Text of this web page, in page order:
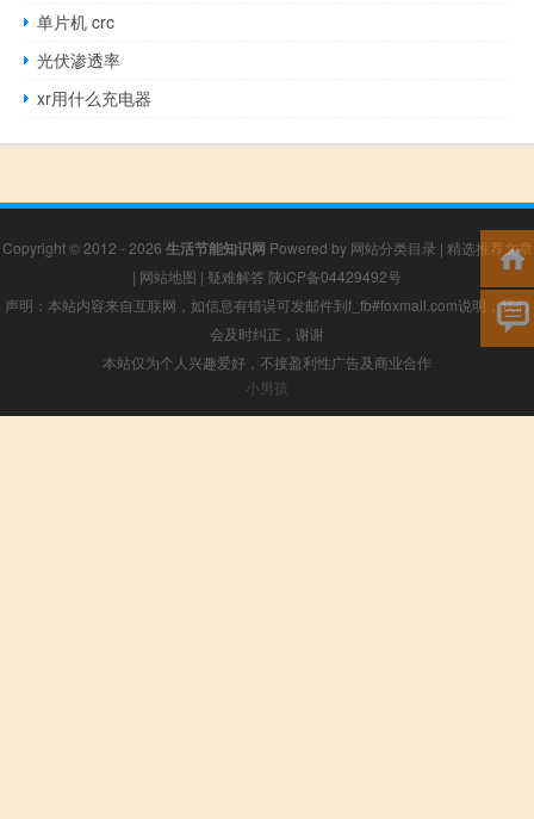
单片机 crc
光伏渗透率
xr用什么充电器
Copyright © 2012 - 2026 生活节能知识网 Powered by 网站分类目录 | 精选推荐文章
| 网站地图 | 疑难解答 陕ICP备04429492号
声明：本站内容来自互联网，如信息有错误可发邮件到f_fb#foxmail.com说明，我们
会及时纠正，谢谢
本站仅为个人兴趣爱好，不接盈利性广告及商业合作
小男孩